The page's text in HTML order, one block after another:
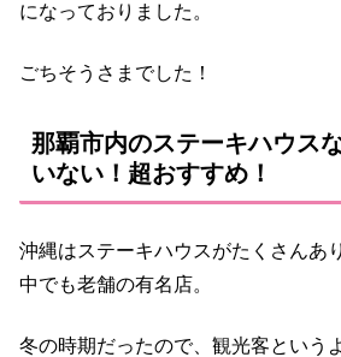
になっておりました。
ごちそうさまでした！
那覇市内のステーキハウス
いない！超おすすめ！
沖縄はステーキハウスがたくさんあ
中でも老舗の有名店。
冬の時期だったので、観光客という